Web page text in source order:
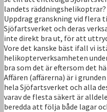
landets
Uppdrag granskning vid flera
Sjöfartsverket och deras
inte direkt bra ut, för att
Vore det kanske bäst ifall vi
helikopterverksamheten
bra som det är eftersom det
Affären (affärerna) är i
hela Sjöfartsverket och alla
varav de flesta säkert är
beredda att följa både lagar